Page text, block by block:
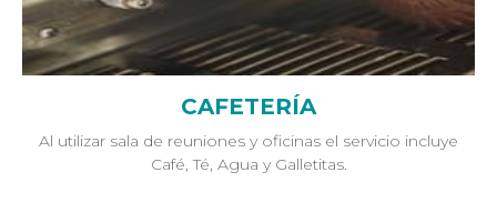
CAFETERÍA
Al utilizar sala de reuniones y oficinas el servicio incluye
Café, Té, Agua y Galletitas.